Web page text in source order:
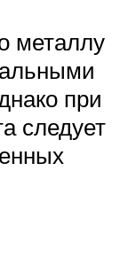
металлу
при
следует